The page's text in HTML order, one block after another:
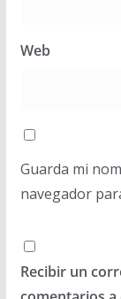
Web
Guarda mi
navegador
Recibir un